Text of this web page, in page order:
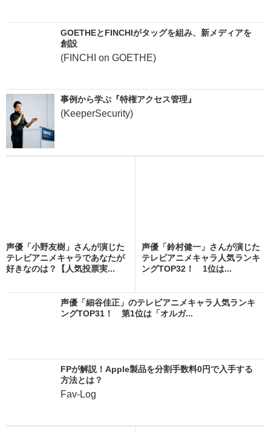
GOETHEとFINCHIがタッグを組み、新メディアを
創設
(FINCHI on GOETHE)
事例から学ぶ『特権アクセス管理』
(KeeperSecurity)
声優「小野友樹」さんが演じた
テレビアニメキャラであなたが
好きなのは？【人気投票実...
声優「鈴村健一」さんが演じた
テレビアニメキャラ人気ランキ
ングTOP32！ 1位は...
声優「細谷佳正」のテレビアニメキャラ人気ランキ
ングTOP31！ 第1位は「オルガ...
FPが解説！Apple製品を分割手数料0円で入手する
方法とは？
Fav-Log